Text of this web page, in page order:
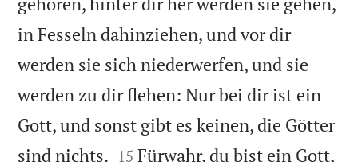
in Fesseln dahinziehen, und vor dir
werden sie sich niederwerfen, und sie
werden zu dir flehen: Nur bei dir ist ein
Gott, und sonst gibt es keinen, die Götter
sind nichts. 

15 Fürwahr, du bist ein Gott,